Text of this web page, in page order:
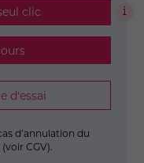
clic
d'essai
d’annulation du
(voir CGV).